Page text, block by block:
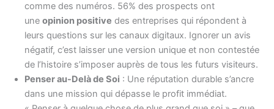
comme des numéros. 56% des prospects ont
une opinion positive des entreprises qui répondent à
leurs questions sur les canaux digitaux. Ignorer un avis
négatif, c’est laisser une version unique et non contestée
de l’histoire s’imposer auprès de tous les futurs visiteurs.
Penser au-Delà de Soi : Une réputation durable s’ancre
dans une mission qui dépasse le profit immédiat.